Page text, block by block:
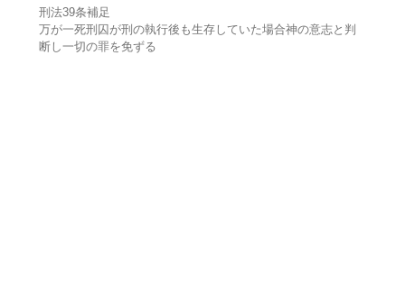
刑法39条補足
万が一死刑囚が刑の執行後も生存していた場合神の意志と判
断し一切の罪を免ずる